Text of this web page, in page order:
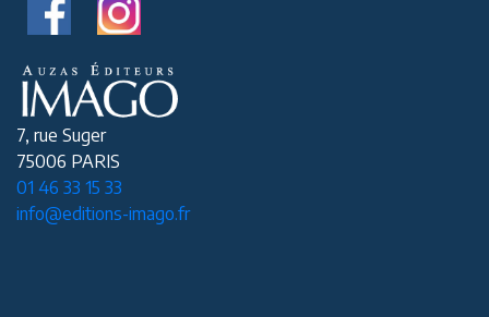
7, rue Suger
75006 PARIS
01 46 33 15 33
info@editions-imago.fr